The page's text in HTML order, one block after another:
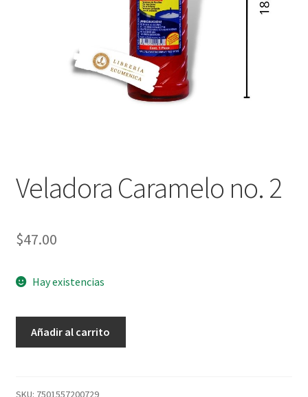
Política de privacidad
Contáctanos
Veladora Caramelo no. 2
$47.00
Hay existencias
cantidad
Añadir al carrito
SKU: 7501557200729